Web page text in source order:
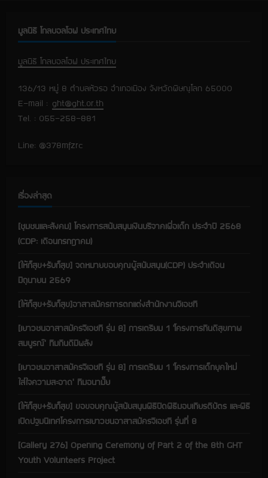
u
e
d
n
g
มูลนิธิ โกลบอลโฮฟ ประเทศไทย
มูลนิธิ โกลบอลโฮฟ ประเทศไทย
136/13 หมู่ 8 ตำบลหัวรอ อำเภอเมือง จังหวัดพิษณุโลก 65000
E-mail : ght@ght.or.th
Tel. : 055-258-881
Line: @378mfzrc
เรื่องล่าสุด
[ชุมชนและสังคม] โครงการสนับสนุนเงินบริจาคเพื่อเด็ก ประจำปี 2568
(CDP: เดือนกรกฎาคม)
[ให้ก็สุข+รับก็สุข] จดหมายขอบคุณผู้สนับสนุน(CDP) ประจำเดือน
มิถุนายน 2569
[ให้ก็สุข+รับก็สุข]อาสาสมัครการตกแต่งสำนักงานจีเอชที
[เยาวชนอาสาสมัครจีเอชที รุ่น 8] การเตรียม 1 ‘โครงการกินดีสุขภาพ
สมบูรณ์’ ทีมกินดีมีพลัง
[เยาวชนอาสาสมัครจีเอชที รุ่น 8] การเตรียม 1 ‘โครงการเด็กยุคใหม่
ใส่ใจความสะอาด’ ทีมอนามั๊ย
[ให้ก็สุข+รับก็สุข] ขอขอบคุณผู้สนับสนุนพิธีปิดพิธีมอบเกียรติบัตร และพิธี
เปิดปฐมนิเทศโครงการเยาวชนอาสาสมัครจีเอชที รุ่นที่ 8
[Gallery 276] Opening Ceremony of Part 2 of the 8th GHT
Youth Volunteers Project